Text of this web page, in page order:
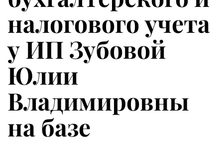
налогового учета
у ИП Зубовой
Юлии
Владимировны
на базе